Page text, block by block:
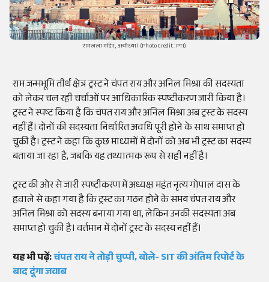
रामलला मंदिर, अयोध्या। (Photo Credit: PTI)
राम जन्मभूमि तीर्थ क्षेत्र ट्रस्ट ने चंपत राय और अनिल मिश्रा की सदस्यता
को लेकर चल रही चर्चाओं पर आधिकारिक स्पष्टीकरण जारी किया है।
ट्रस्ट ने स्पष्ट किया है कि चंपत राय और अनिल मिश्रा अब ट्रस्ट के सदस्य
नहीं हैं। दोनों की सदस्यता निर्धारित अवधि पूरी होने के साथ समाप्त हो
चुकी है। ट्रस्ट ने कहा कि कुछ माध्यमों में दोनों को अब भी ट्रस्ट का सदस्य
बताया जा रहा है, जबकि यह तथ्यात्मक रूप से सही नहीं है।
ट्रस्ट की ओर से जारी स्पष्टीकरण में अध्यक्ष महंत नृत्य गोपाल दास के
हवाले से कहा गया है कि ट्रस्ट का गठन होने के समय चंपत राय और
अनिल मिश्रा को सदस्य बनाया गया था, लेकिन उनकी सदस्यता अब
समाप्त हो चुकी है। वर्तमान में दोनों ट्रस्ट के सदस्य नहीं हैं।
यह भी पढ़ें:चंपत राय ने तोड़ी चुप्पी, बोले- SIT की अंतिम रिपोर्ट के
बाद दूंगा जवाब